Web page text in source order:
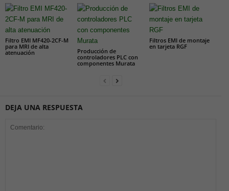
Filtro EMI MF420-2CF-M
para MRI de alta
atenuación
Producción de
controladores PLC con
componentes Murata
Filtros EMI de montaje
en tarjeta RGF
DEJA UNA RESPUESTA